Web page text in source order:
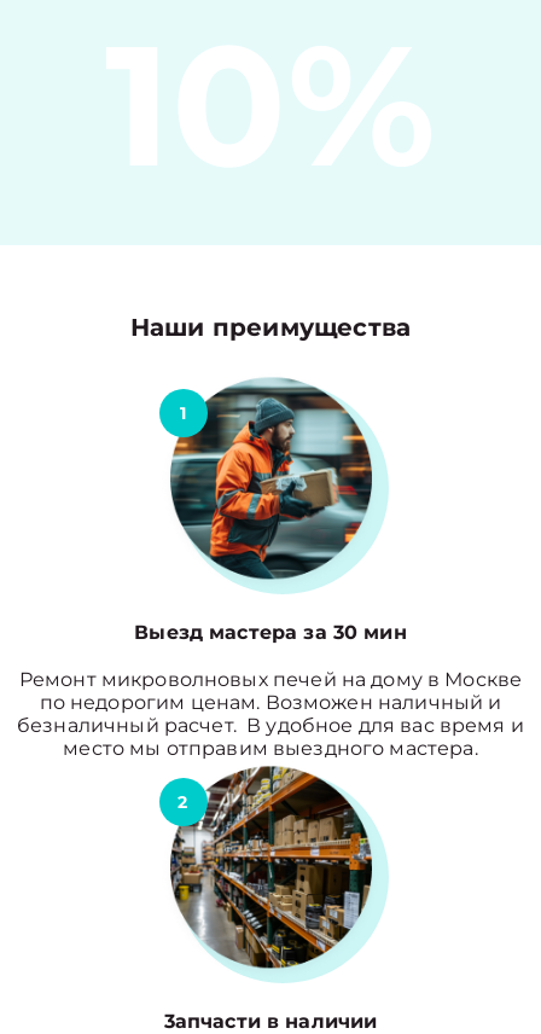
10%
Наши преимущества
1
Выезд мастера за 30 мин
Ремонт микроволновых печей на дому в Москве
по недорогим ценам. Возможен наличный и
безналичный расчет. В удобное для вас время и
место мы отправим выездного мастера.
2
3апчасти в наличии